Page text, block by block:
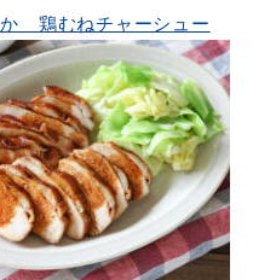
か 鶏むねチャーシュー